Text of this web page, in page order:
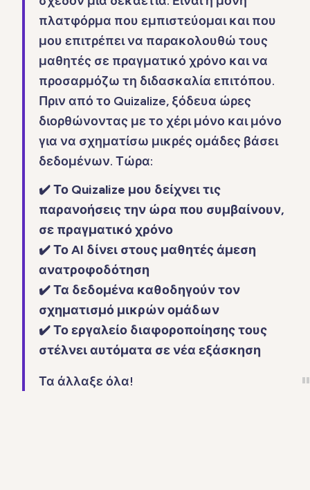
πλατφόρμα που εμπιστεύομαι και που
μου επιτρέπει να παρακολουθώ τους
μαθητές σε πραγματικό χρόνο και να
προσαρμόζω τη διδασκαλία επιτόπου.
Πριν από το Quizalize, ξόδευα ώρες
διορθώνοντας με το χέρι μόνο και μόνο
για να σχηματίσω μικρές ομάδες βάσει
δεδομένων. Τώρα:
✔️ Το Quizalize μου δείχνει τις
παρανοήσεις την ώρα που συμβαίνουν,
σε πραγματικό χρόνο
✔️ Το AI δίνει στους μαθητές άμεση
ανατροφοδότηση
✔️ Τα δεδομένα καθοδηγούν τον
σχηματισμό μικρών ομάδων
✔️ Το εργαλείο διαφοροποίησης τους
στέλνει αυτόματα σε νέα εξάσκηση
Τα άλλαξε όλα!